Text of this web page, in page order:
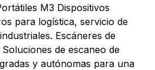
M3 Dispositivos
para logística, servicio de
Escáneres de
de escaneo de
y autónomas para una